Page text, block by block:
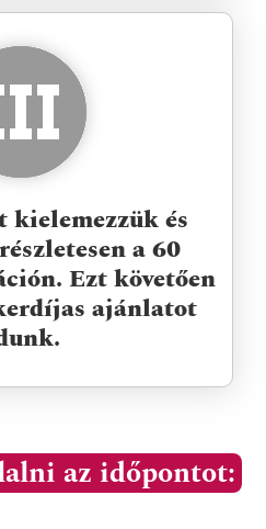
kielemezzük és
a 60
Ezt követően
ajánlatot
az időpontot: